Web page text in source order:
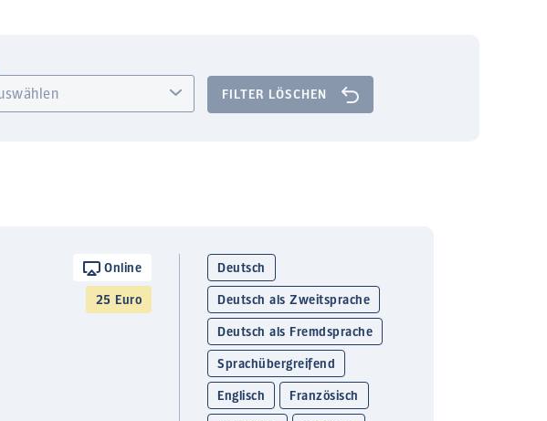
FILTER LÖSCHEN
Online
25 Euro
Deutsch
Deutsch als Zweitsprache
Deutsch als Fremdsprache
Sprachübergreifend
Englisch Französisch